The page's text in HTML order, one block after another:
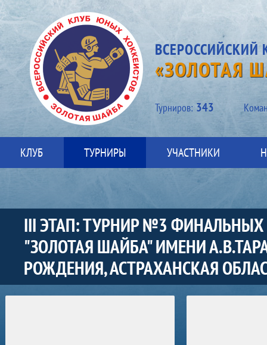
«ЗОЛОТАЯ
Турниров: 343
КЛУБ ТУРНИРЫ УЧАСТНИКИ
III ЭТАП: ТУРНИР №3
"ЗОЛОТАЯ ШАЙБА" ИМЕНИ
РОЖДЕНИЯ, АСТРАХАНСКАЯ